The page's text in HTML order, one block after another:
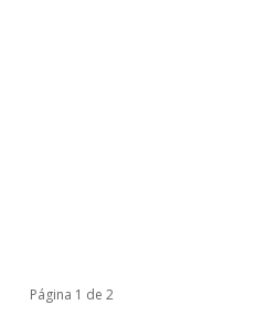
Página 1 de 2